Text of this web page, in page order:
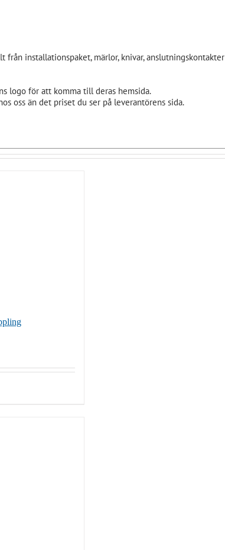
installationspaket, märlor, knivar, anslutningskontakter
logo för att komma till deras hemsida.
oss än det priset du ser på leverantörens sida.